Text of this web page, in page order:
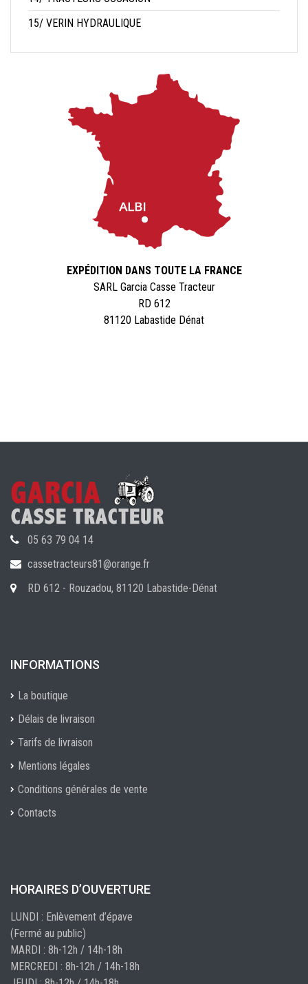
15/ VERIN HYDRAULIQUE
EXPÉDITION DANS TOUTE LA FRANCE
SARL Garcia Casse Tracteur
RD 612
81120 Labastide Dénat
05 63 79 04 14
cassetracteurs81@orange.fr
RD 612 - Rouzadou, 81120 Labastide-Dénat
INFORMATIONS
La boutique
Délais de livraison
Tarifs de livraison
Mentions légales
Conditions générales de vente
Contacts
HORAIRES D’OUVERTURE
LUNDI : Enlèvement d’épave
(Fermé au public)
MARDI : 8h-12h / 14h-18h
MERCREDI : 8h-12h / 14h-18h